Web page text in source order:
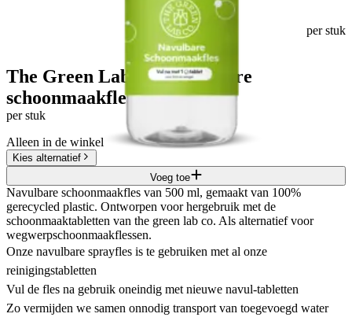
per stuk
The Green Lab Co. Navulbare
schoonmaakfles
per stuk
Alleen in de winkel
Kies alternatief
Voeg toe
Navulbare schoonmaakfles van 500 ml, gemaakt van 100%
gerecycled plastic. Ontworpen voor hergebruik met de
schoonmaaktabletten van the green lab co. Als alternatief voor
wegwerpschoonmaakflessen.
Onze navulbare sprayfles is te gebruiken met al onze
reinigingstabletten
Vul de fles na gebruik oneindig met nieuwe navul-tabletten
Zo vermijden we samen onnodig transport van toegevoegd water